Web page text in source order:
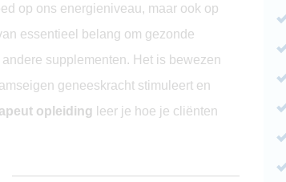
op ons energieniveau, maar ook op
essentieel belang om gezonde
supplementen. Het is bewezen
geneeskracht stimuleert en
opleiding leer je hoe je cliënten